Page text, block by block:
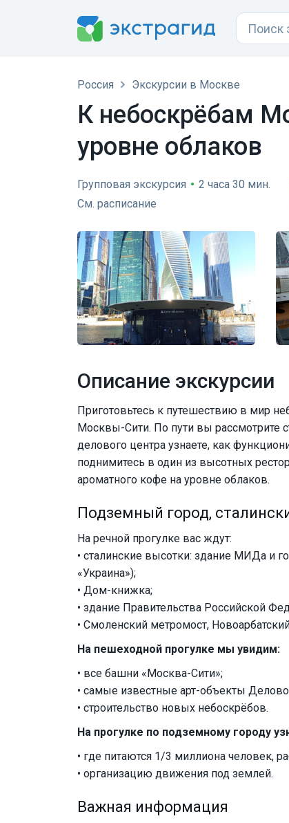
Россия Экскурсии в Москве
К небоскрёбам
уровне облаков
Групповая экскурсия • 2 часа 30 мин.
См. расписание
Описание экскурсии
Приготовьтесь к путешествию в мир
Москвы-Сити. По пути вы рассмотрите
делового центра узнаете, как
поднимитесь в один из высотных
ароматного кофе на уровне облаков.
Подземный город,
На речной прогулке вас ждут:
• сталинские высотки: здание МИДа и
«Украина»);
• Дом-книжка;
• здание Правительства Российской
• Смоленский метромост,
На пешеходной прогулке мы увидим:
• все башни «Москва-Сити»;
• самые известные арт-объекты
• строительство новых небоскрёбов.
На прогулке по подземному городу
• где питаются 1/3 миллиона человек,
• организацию движения под землей.
Важная информация